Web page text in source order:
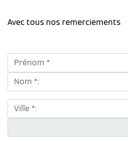
Avec tous nos remerciements
Prénom *:
Nom *:
Ville *: